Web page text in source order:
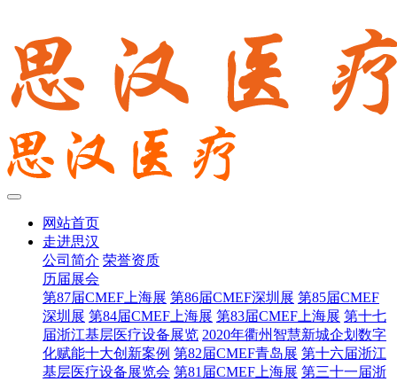
网站首页
走进思汉
公司简介 荣誉资质
历届展会
第87届CMEF上海展 第86届CMEF深圳展 第85届CMEF
深圳展 第84届CMEF上海展 第83届CMEF上海展 第十七
届浙江基层医疗设备展览 2020年衢州智慧新城企划数字
化赋能十大创新案例 第82届CMEF青岛展 第十六届浙江
基层医疗设备展览会 第81届CMEF上海展 第三十一届浙